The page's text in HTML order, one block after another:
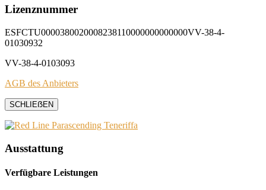
Lizenznummer
ESFCTU0000380020008238110000000000000VV-38-4-
01030932
VV-38-4-0103093
AGB des Anbieters
SCHLIEẞEN
Ausstattung
Verfügbare Leistungen